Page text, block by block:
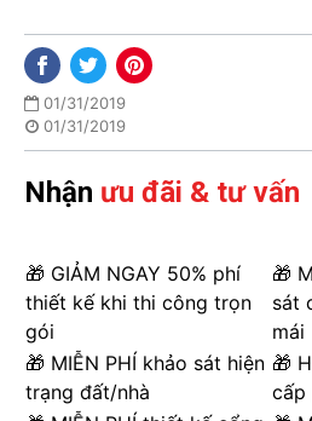
01/31/2019
01/31/2019
Nhận ưu đãi & tư vấn
🎁 GIẢM NGAY 50% phí
thiết kế khi thi công trọn
gói
🎁
sát
mái
🎁 MIỄN PHÍ khảo sát hiện
trạng đất/nhà
🎁
cấp